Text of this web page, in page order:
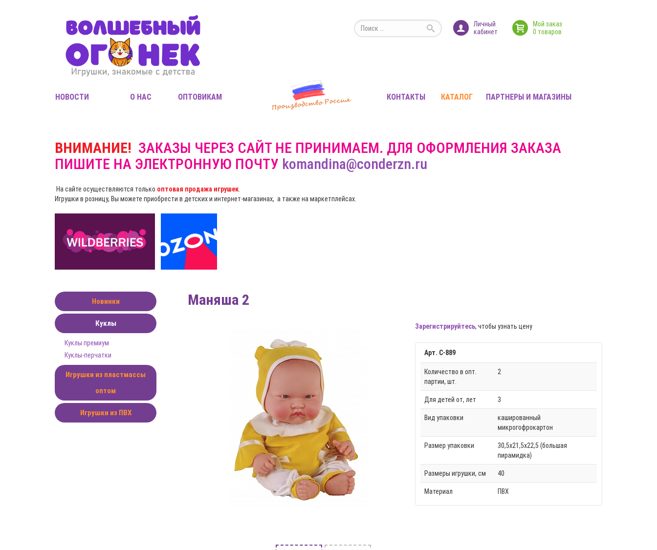
Личный
кабинет
Мой заказ
0 товаров
НОВОСТИ О НАС ОПТОВИКАМ КОНТАКТЫ КАТАЛОГ ПАРТНЕРЫ И МАГАЗИНЫ
ВНИМАНИЕ! ЗАКАЗЫ ЧЕРЕЗ САЙТ НЕ ПРИНИМАЕМ. ДЛЯ ОФОРМЛЕНИЯ ЗАКАЗА
ПИШИТЕ НА ЭЛЕКТРОННУЮ ПОЧТУ komandina@conderzn.ru
На сайте осуществляются только оптовая продажа игрушек
Игрушки в розницу, Вы можете приобрести в детских и интернет-магазинах, а также на маркетплейсах.
Новинки
Куклы
Куклы премиум
Куклы-перчатки
Игрушки из пластмассы
оптом
Игрушки из ПВХ
Маняша 2
Зарегистрируйтесь, чтобы узнать цену
Арт. С-889
Количество в опт.
партии, шт.
2
Для детей от, лет 3
Вид упаковки
кашированный
микрогофрокартон
Размер упаковки
30,5х21,5х22,5 (большая
пирамидка)
Размеры игрушки, см 40
Материал ПВХ